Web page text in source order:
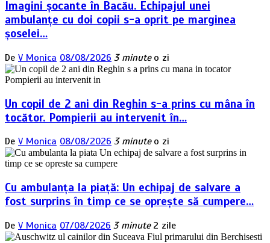
Imagini șocante în Bacău. Echipajul unei
ambulanțe cu doi copii s-a oprit pe marginea
șoselei…
De V Monica 08/08/2026 3 minute o zi
Un copil de 2 ani din Reghin s-a prins cu mâna în
tocător. Pompierii au intervenit în…
De V Monica 08/08/2026 3 minute o zi
Cu ambulanța la piață: Un echipaj de salvare a
fost surprins în timp ce se oprește să cumpere…
De V Monica 07/08/2026 3 minute 2 zile